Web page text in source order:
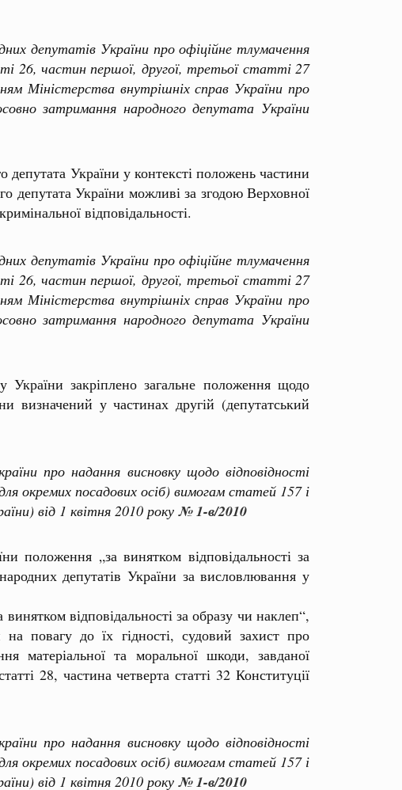
депутатів України про офіційне тлумачення
26, частин першої, другої, третьої статті 27
Міністерства внутрішніх справ України про
затримання народного депутата України
України у контексті положень частини
депутата України можливі за згодою Верховної
відповідальності.
депутатів України про офіційне тлумачення
26, частин першої, другої, третьої статті 27
Міністерства внутрішніх справ України про
затримання народного депутата України
закріплено загальне положення щодо
визначений у частинах другій (депутатський
про надання висновку щодо відповідності
окремих посадових осіб) вимогам статей 157 і
від 1 квітня 2010 року № 1-в/2010
положення „за винятком відповідальності за
депутатів України за висловлювання у
відповідальності за образу чи наклеп“,
повагу до їх гідності, судовий захист про
матеріальної та моральної шкоди, завданої
28, частина четверта статті 32 Конституції
про надання висновку щодо відповідності
окремих посадових осіб) вимогам статей 157 і
від 1 квітня 2010 року № 1-в/2010